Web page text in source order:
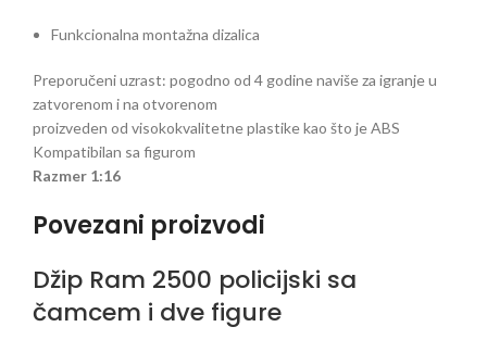
Funkcionalna montažna dizalica
Preporučeni uzrast: pogodno od 4 godine naviše za igranje u
zatvorenom i na otvorenom
proizveden od visokokvalitetne plastike kao što je ABS
Kompatibilan sa figurom
Razmer 1:16
Povezani proizvodi
Džip Ram 2500 policijski sa
čamcem i dve figure